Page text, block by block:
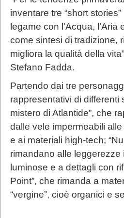
inventare tre “short
legame con l’Acqua,
come sintesi di tradizione,
migliora la qualità della
Stefano Fadda.
Partendo dai tre
rappresentativi di differenti
mistero di Atlantide”, che
dalle vele impermeabili
e ai materiali high-tech;
rimandano alle
luminose e a dettagli con
Point”, che rimanda a
“vergine”, cioè organici e